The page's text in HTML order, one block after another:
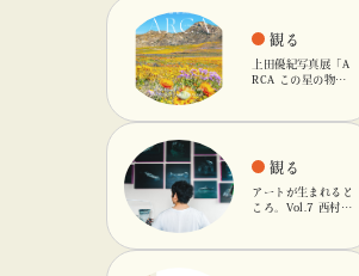
観る
上田優紀写真展「A
RCA この星の物
輪」で開催
観る
アートが生まれると
ころ。Vol.7 西村友